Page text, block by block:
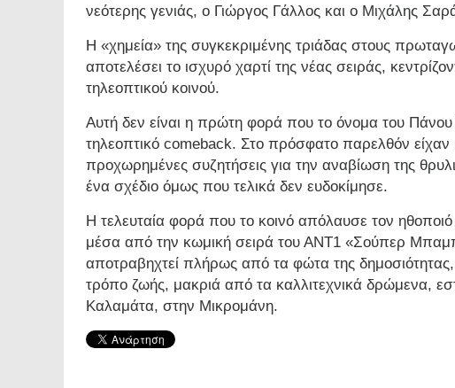
νεότερης γενιάς, ο Γιώργος Γάλλος και ο Μιχάλης
Η «χημεία» της συγκεκριμένης τριάδας στους
αποτελέσει το ισχυρό χαρτί της νέας σειράς,
τηλεοπτικού κοινού.
Αυτή δεν είναι η πρώτη φορά που το όνομα του
τηλεοπτικό comeback. Στο πρόσφατο παρελθόν
προχωρημένες συζητήσεις για την αναβίωση της
ένα σχέδιο όμως που τελικά δεν ευδοκίμησε.
Η τελευταία φορά που το κοινό απόλαυσε τον
μέσα από την κωμική σειρά του ΑΝΤ1 «Σούπερ
αποτραβηχτεί πλήρως από τα φώτα της δημοσιότητας,
τρόπο ζωής, μακριά από τα καλλιτεχνικά δρώμενα,
Καλαμάτα, στην Μικρομάνη.